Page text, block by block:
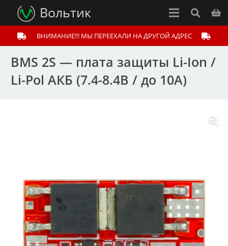
Вольтик
ВНИМАНИЕ!!! МЫ ПЕРЕЕХАЛИ НА ДРУГОЙ АДРЕС
BMS 2S — плата защиты Li-Ion /
Li-Pol АКБ (7.4-8.4В / до 10A)